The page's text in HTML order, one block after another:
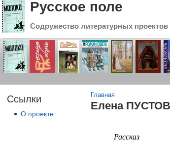
Русское поле
Содружество литературных проектов
Ссылки
О проекте
Вы здесь
Главная
Елена
Рассказ